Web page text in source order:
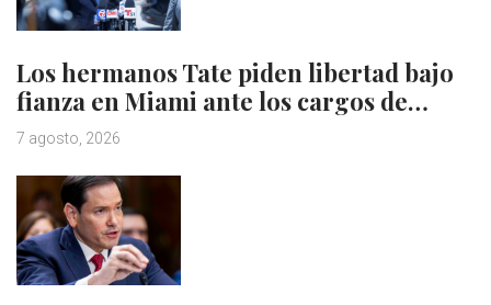
Los hermanos Tate piden libertad bajo
fianza en Miami ante los cargos de…
7 agosto, 2026